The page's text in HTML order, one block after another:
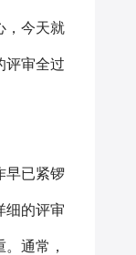
，今天就
评审全过
早已紧锣
细的评审
通常，